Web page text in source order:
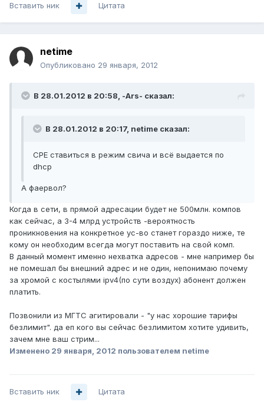
Вставить ник Цитата
netime
Опубликовано 29 января, 2012
В 28.01.2012 в 20:58, -Ars- сказал:
В 28.01.2012 в 20:17, netime сказал:
CPE ставиться в режим свича и всё выдается по
dhcp
А фаервол?
Когда в сети, в прямой адресации будет не 500млн. компов
как сейчас, а 3-4 млрд устройств -вероятность
проникновения на конкретное ус-во станет гораздо ниже, те
кому он необходим всегда могут поставить на свой комп.
В данный момент именно нехватка адресов - мне например бы
не помешал бы внешний адрес и не один, непонимаю почему
за хромой с костылями ipv4(по сути воздух) абонент должен
платить.
Позвонили из МГТС агитировали - "у нас хорошие тарифы
безлимит". да еп кого вы сейчас безлимитом хотите удивить,
зачем мне ваш стрим...
Изменено 29 января, 2012 пользователем netime
Вставить ник Цитата